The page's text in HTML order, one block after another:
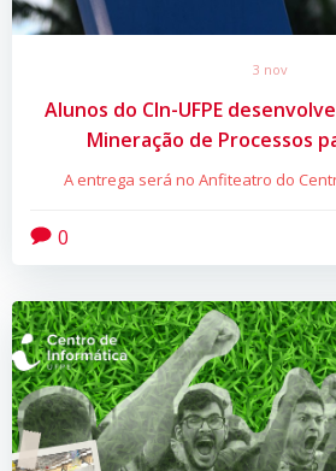
3 nov
Alunos do CIn-UFPE
Mineração de Processos
A entrega será no Anfiteatro do
0